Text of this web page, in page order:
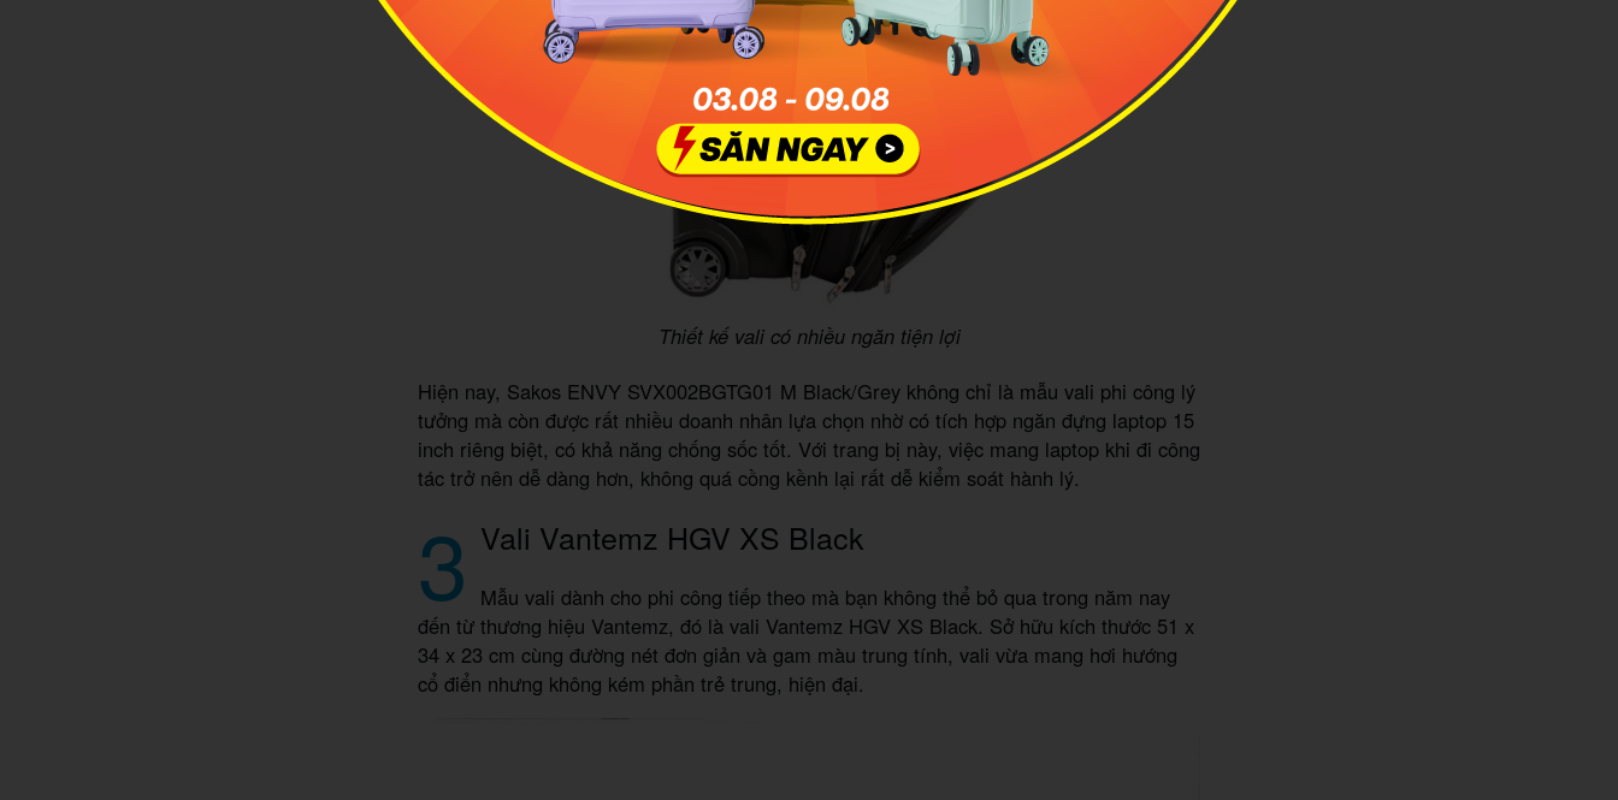
Thiết kế vali có nhiều ngăn tiện lợi
Hiện nay, Sakos ENVY SVX002BGTG01 M Black/Grey không chỉ là mẫu vali phi công lý
tưởng mà còn được rất nhiều doanh nhân lựa chọn nhờ có tích hợp ngăn đựng laptop 15
inch riêng biệt, có khả năng chống sốc tốt. Với trang bị này, việc mang laptop khi đi công
tác trở nên dễ dàng hơn, không quá cồng kềnh lại rất dễ kiểm soát hành lý.
3 Vali Vantemz HGV XS Black
Mẫu vali dành cho phi công tiếp theo mà bạn không thể bỏ qua trong năm nay
đến từ thương hiệu Vantemz, đó là vali Vantemz HGV XS Black. Sở hữu kích thước 51 x
34 x 23 cm cùng đường nét đơn giản và gam màu trung tính, vali vừa mang hơi hướng
cổ điển nhưng không kém phần trẻ trung, hiện đại.